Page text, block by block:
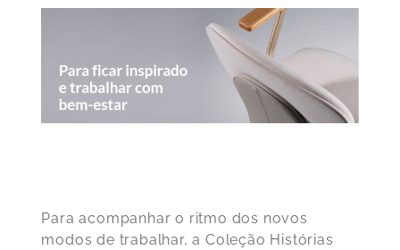
Para acompanhar o ritmo dos novos
modos de trabalhar, a Coleção Histórias